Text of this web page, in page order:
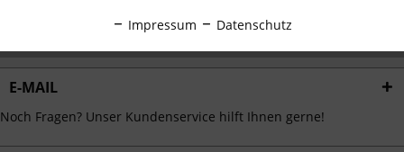
E-MAIL
Noch Fragen? Unser Kundenservice hilft Ihnen gerne!
Personalisierung Inaktiv
Service
Impressum Datenschutz